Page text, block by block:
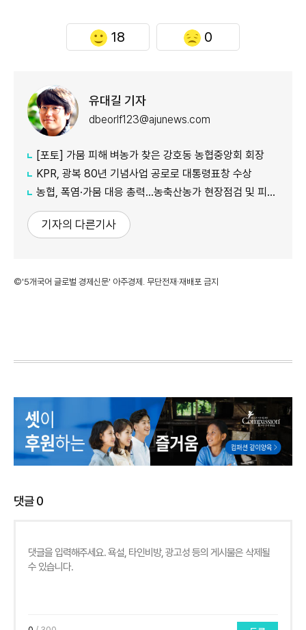
18 0
유대길 기자
dbeorlf123@ajunews.com
[포토] 가뭄 피해 벼농가 찾은 강호동 농협중앙회 회장
KPR, 광복 80년 기념사업 공로로 대통령표창 수상
농협, 폭염·가뭄 대응 총력...농축산농가 현장점검 및 피해 예방 강화
기자의 다른기사
©'5개국어 글로벌 경제신문' 아주경제. 무단전재·재배포 금지
댓글0